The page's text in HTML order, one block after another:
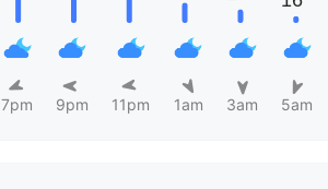
7pm 9pm 11pm 1am 3am 5am